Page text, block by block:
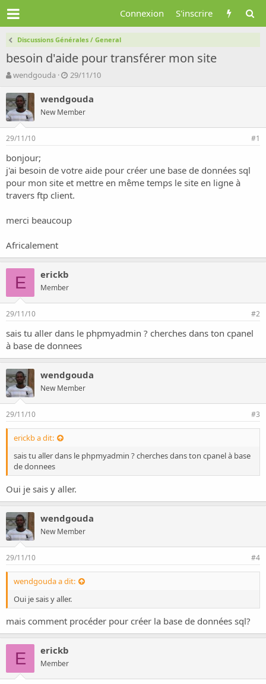
Connexion S'inscrire
Discussions Générales / General
besoin d'aide pour transférer mon site
A
t
e
u
r
d
l
a
d
i
u
s
i
o
n
wendgouda
D
t
e
d
e
u
t
29/11/10
wendgouda
New Member
29/11/10 #1
bonjour;
j'ai besoin de votre aide pour créer une base de données sql
pour mon site et mettre en même temps le site en ligne à
travers ftp client.
merci beaucoup
Africalement
E erickb
Member
29/11/10 #2
sais tu aller dans le phpmyadmin ? cherches dans ton cpanel
à base de donnees
wendgouda
New Member
29/11/10 #3
erickb a dit:
sais tu aller dans le phpmyadmin ? cherches dans ton cpanel à base
de donnees
Oui je sais y aller.
wendgouda
New Member
29/11/10 #4
wendgouda a dit:
Oui je sais y aller.
mais comment procéder pour créer la base de données sql?
E erickb
Member